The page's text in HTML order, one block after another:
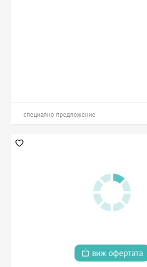
специално предложение
виж офертата